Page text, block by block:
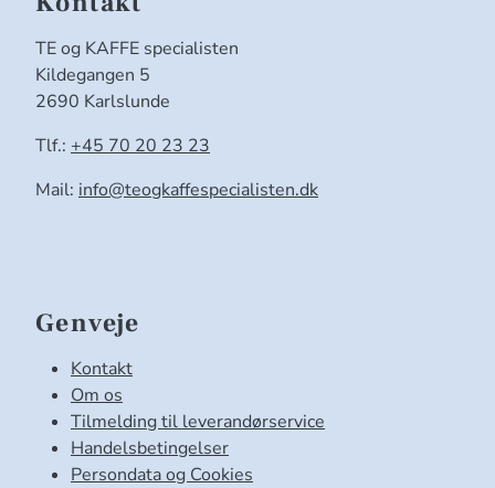
TE og KAFFE specialisten
Kildegangen 5
2690 Karlslunde
Tlf.: +45 70 20 23 23
Mail: info@teogkaffespecialisten.dk
Genveje
Kontakt
Om os
Tilmelding til leverandørservice
Handelsbetingelser
Persondata og Cookies